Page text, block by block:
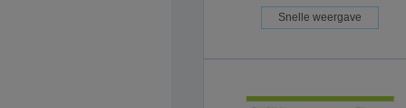
Snelle weergave